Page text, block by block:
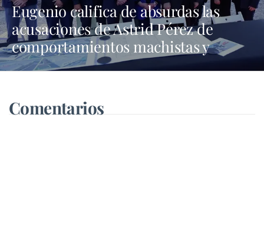
Eugenio califica de absurdas las
acusaciones de Astrid Pérez de
comportamientos machistas y
asegura que busca una presencia en
Comentarios